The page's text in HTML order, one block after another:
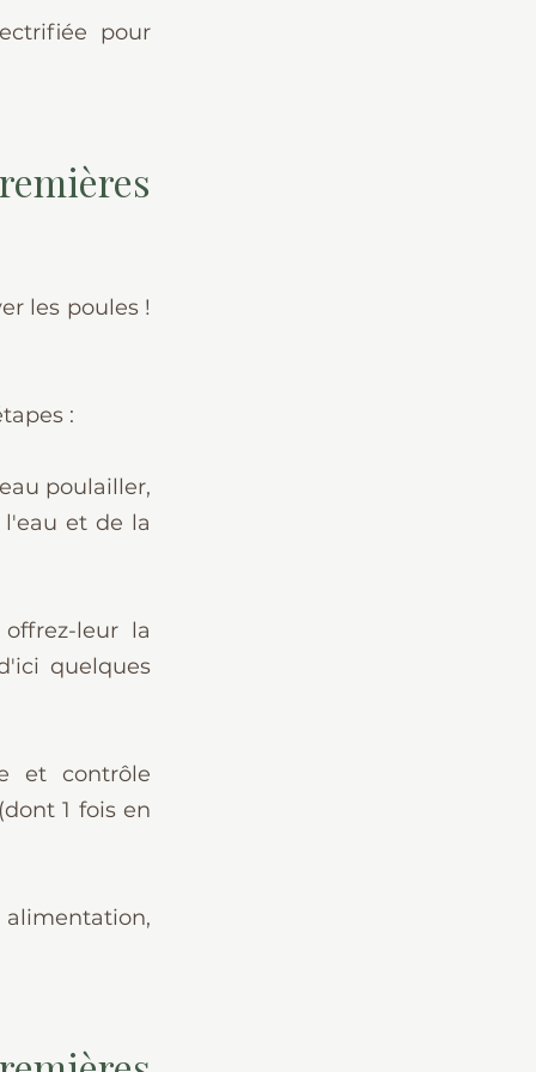
pour
les poules !
:
poulailler,
et de la
leur la
quelques
et contrôle
1 fois en